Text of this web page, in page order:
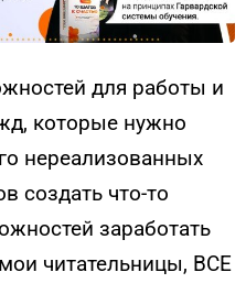
для работы и
которые нужно
нереализованных
создать что-то
заработать
читательницы, ВСЕ